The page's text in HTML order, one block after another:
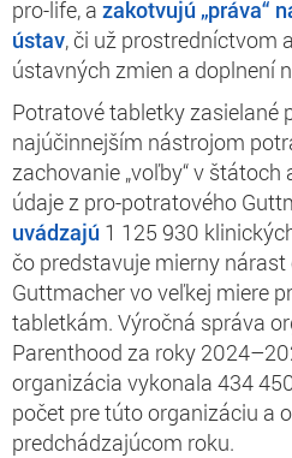
pro-life, a zakotvujú „práva“
ústav, či už prostredníctvom
ústavných zmien a doplnení
Potratové tabletky zasielané
najúčinnejším nástrojom
zachovanie „voľby“ v
údaje z pro-potratového
uvádzajú 1 125 930
čo predstavuje mierny
Guttmacher vo veľkej miere
tabletkám. Výročná správa
Parenthood za roky
organizácia vykonala 434
počet pre túto organizáciu a
predchádzajúcom roku.